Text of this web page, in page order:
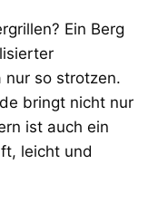
Ein Berg
nur so strotzen.
bringt nicht nur
ist auch ein
leicht und